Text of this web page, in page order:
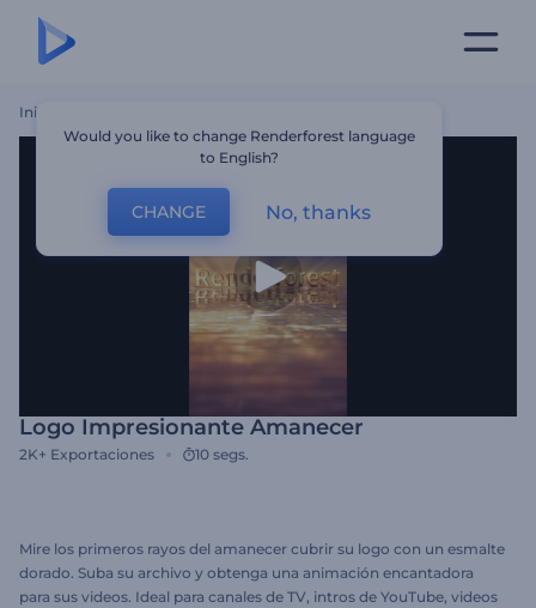
Inicio
Logo Impresionante Amanecer
2K+ Exportaciones 10 segs.
Mire los primeros rayos del amanecer cubrir su logo con un esmalte
dorado. Suba su archivo y obtenga una animación encantadora
para sus videos. Ideal para canales de TV, intros de YouTube, videos
Would you like to change Renderforest language
to English?
CHANGE No, thanks